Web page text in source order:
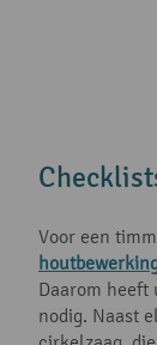
Voor een
Daarom heeft
nodig. Naast